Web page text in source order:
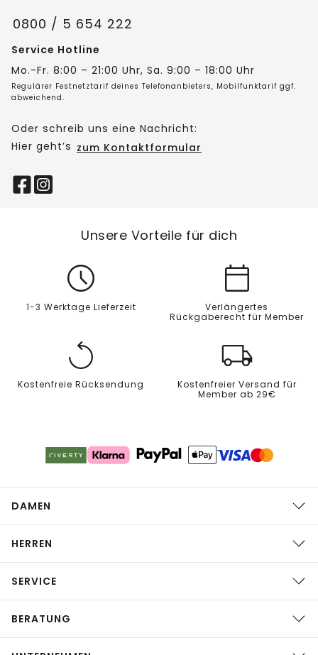
0800 / 5 654 222
Service Hotline
Mo.-Fr. 8:00 – 21:00 Uhr, Sa. 9:00 – 18:00 Uhr
Regulärer Festnetztarif deines Telefonanbieters, Mobilfunktarif ggf.
abweichend.
Oder schreib uns eine Nachricht:
Hier geht’s zum Kontaktformular
Unsere Vorteile für dich
1-3 Werktage Lieferzeit
Verlängertes
Rückgaberecht für Member
Kostenfreie Rücksendung
Kostenfreier Versand für
Member ab 29€
DAMEN
HERREN
SERVICE
BERATUNG